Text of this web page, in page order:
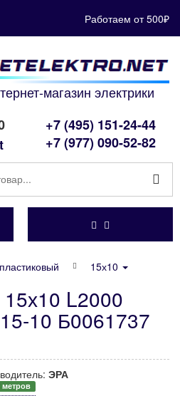
Работаем от 500₽
магазин электрики
+7 (495) 151-24-44
+7 (977) 090-52-82
15х10
L2000
10 Б0061737
ЭРА
метров